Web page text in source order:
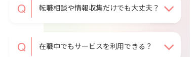
転職相談や情報収集だけでも大丈夫？
在職中でもサービスを利用できる？